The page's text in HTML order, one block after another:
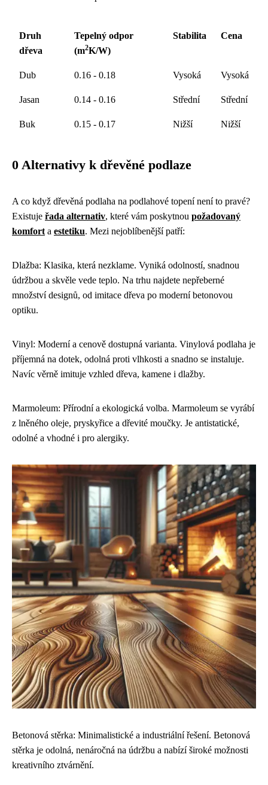
Druh
dřeva
Tepelný odpor
(m2K/W)
Stabilita Cena
Dub 0.16 - 0.18 Vysoká Vysoká
Jasan 0.14 - 0.16 Střední Střední
Buk 0.15 - 0.17 Nižší Nižší
0 Alternativy k dřevěné podlaze
A co když dřevěná podlaha na podlahové topení není to pravé?
Existuje řada alternativ, které vám poskytnou požadovaný
komfort a estetiku. Mezi nejoblíbenější patří:
Dlažba: Klasika, která nezklame. Vyniká odolností, snadnou
údržbou a skvěle vede teplo. Na trhu najdete nepřeberné
množství designů, od imitace dřeva po moderní betonovou
optiku.
Vinyl: Moderní a cenově dostupná varianta. Vinylová podlaha je
příjemná na dotek, odolná proti vlhkosti a snadno se instaluje.
Navíc věrně imituje vzhled dřeva, kamene i dlažby.
Marmoleum: Přírodní a ekologická volba. Marmoleum se vyrábí
z lněného oleje, pryskyřice a dřevité moučky. Je antistatické,
odolné a vhodné i pro alergiky.
Betonová stěrka: Minimalistické a industriální řešení. Betonová
stěrka je odolná, nenáročná na údržbu a nabízí široké možnosti
kreativního ztvárnění.